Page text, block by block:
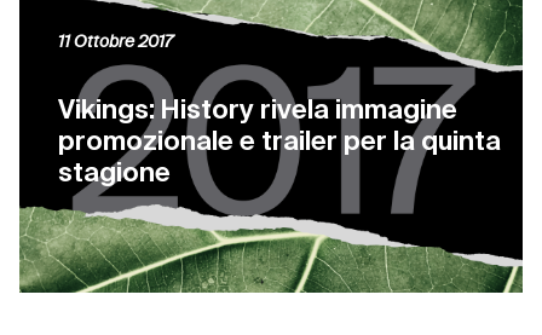
Vikings: History rivela immagine
promozionale e trailer per la quinta
stagione
11 Ottobre 2017